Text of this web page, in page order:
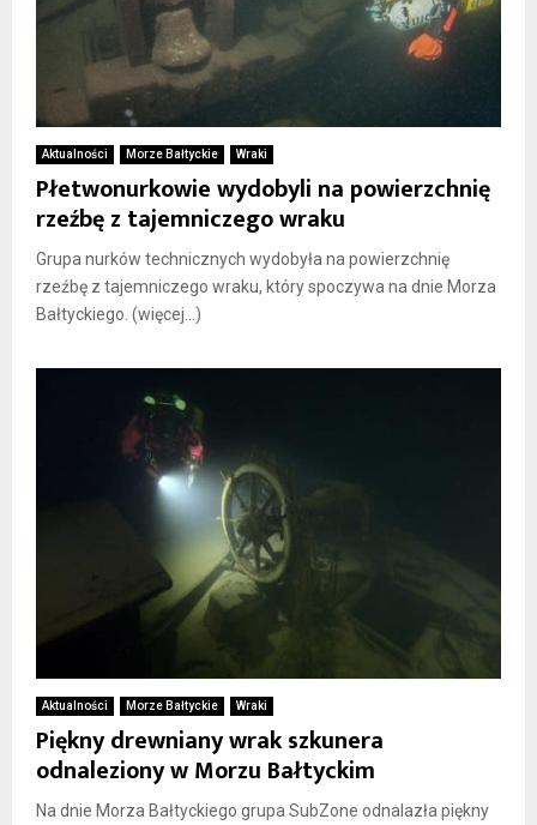
Aktualności Morze Bałtyckie Wraki
Płetwonurkowie wydobyli na powierzchnię
rzeźbę z tajemniczego wraku
Grupa nurków technicznych wydobyła na powierzchnię
rzeźbę z tajemniczego wraku, który spoczywa na dnie Morza
Bałtyckiego. (więcej…)
Aktualności Morze Bałtyckie Wraki
Piękny drewniany wrak szkunera
odnaleziony w Morzu Bałtyckim
Na dnie Morza Bałtyckiego grupa SubZone odnalazła piękny